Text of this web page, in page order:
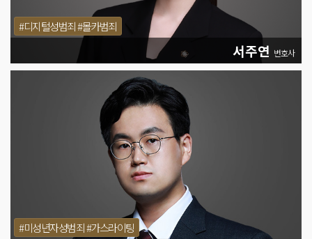
#디지털성범죄 #몰카범죄
서주연 변호사
#미성년자성범죄 #가스라이팅